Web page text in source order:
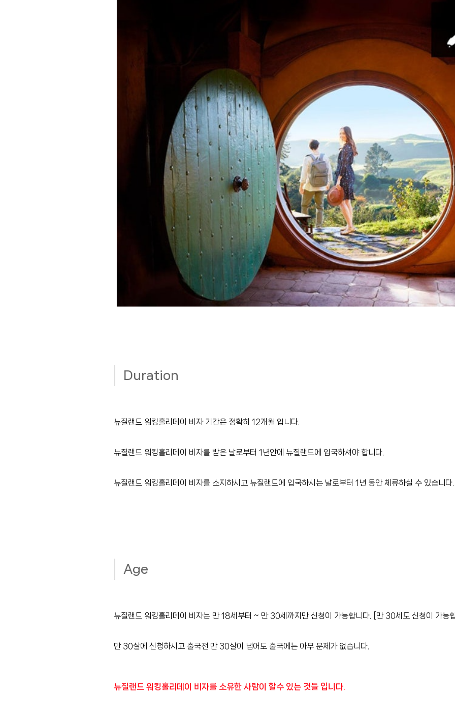
Duration
뉴질랜드 워킹홀리데이 비자 기간은 정확히 12개월 입니다.
뉴질랜드 워킹홀리데이 비자를 받은 날로부터 1년안에 뉴질랜드에 입국하셔야 합니다.
뉴질랜드 워킹홀리데이 비자를 소지하시고 뉴질랜드에 입국하시는 날로부터 1년 동안 체류하실 수 있습니다.
Age
뉴질랜드 워킹홀리데이 비자는 만 18세부터 ~ 만 30세까지만 신청이 가능합니다. [만 30세도 신청이 가능
만 30살에 신청하시고 출국전 만 30살이 넘어도 출국에는 아무 문제가 없습니다.
뉴질랜드 워킹홀리데이 비자를 소유한 사람이 할수 있는 것들 입니다.